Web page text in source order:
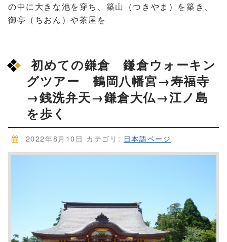
の中に大きな池を穿ち、築山（つきやま）を築き、
御亭（ちおん）や茶屋を
初めての鎌倉 鎌倉ウォーキン
グツアー 鶴岡八幡宮→寿福寺
→銭洗弁天→鎌倉大仏→江ノ島
を歩く
2022年8月10日 カテゴリ: 日本語ページ